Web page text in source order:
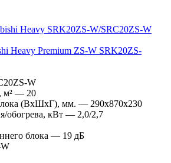
Heavy Premium ZS-W SRK20ZS-
W
м² — 20
(ВхШхГ), мм. — 290х870х230
обогрева, кВт — 2,0/2,7
блока — 19 дБ